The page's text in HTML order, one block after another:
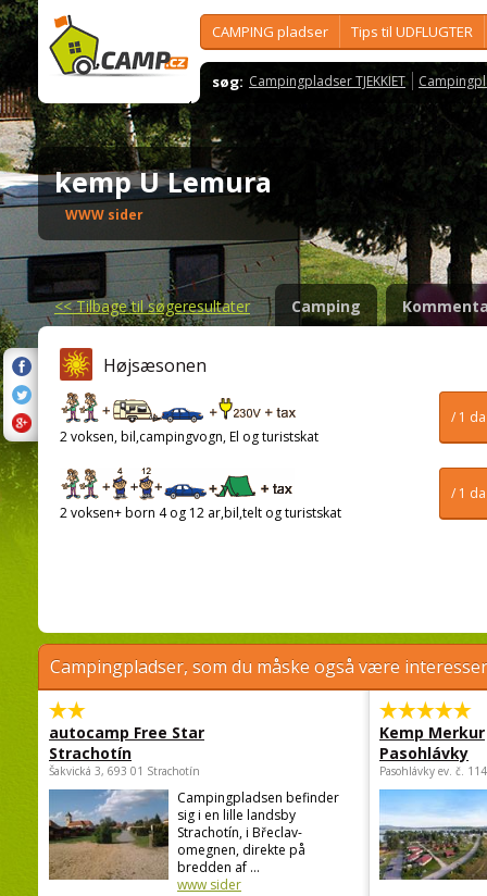
CAMPING pladser Tips til UDFLUGTER
søg: Campingpladser TJEKKIET
kemp U Lemura
WWW sider
<<Tilbage til søgeresultater Camping
Højsæsonen
/ 1
2 voksen, bil,campingvogn, El og turistskat
/ 1
2 voksen+ born 4 og 12 ar,bil,telt og turistskat
Campingpladser, som du måske også være
autocamp Free Star
Strachotín
Šakvická 3, 693 01 Strachotín
Campingpladsen befinder
sig i en lille landsby
Strachotín, i Břeclav-
omegnen, direkte på
bredden af ...
www sider
Kemp Merkur
Pasohlávky
Pasohlávky ev. č.